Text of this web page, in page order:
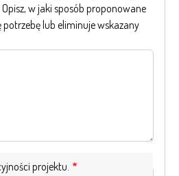
w jaki sposób proponowane
lub eliminuje wskazany
projektu.